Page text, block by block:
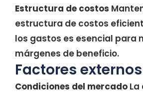
Estructura de costos
estructura de costos
los gastos es esencial para
márgenes de beneficio.
Factores externos
Condiciones del mercado